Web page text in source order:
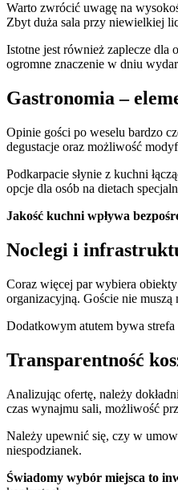
Warto zwrócić uwagę na
Zbyt duża sala przy niewielkiej
Istotne jest również zaplecze dla
ogromne znaczenie w dniu
Gastronomia –
Opinie gości po weselu bardzo
degustacje oraz możliwość
Podkarpacie słynie z kuchni
opcje dla osób na dietach
Jakość kuchni wpływa
Noclegi i
Coraz więcej par wybiera
organizacyjną. Goście nie
Dodatkowym atutem bywa
Transparentność
Analizując ofertę, należy
czas wynajmu sali, możliwość
Należy upewnić się, czy w
niespodzianek.
Świadomy wybór miejsca to